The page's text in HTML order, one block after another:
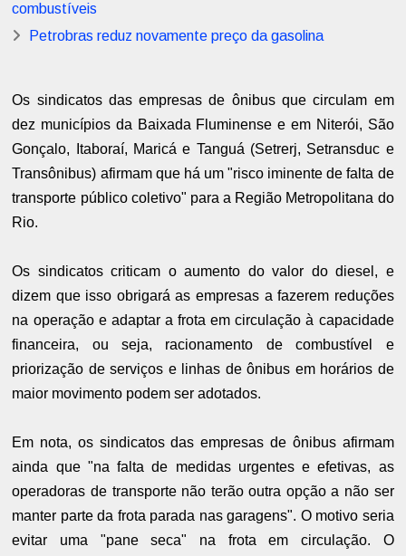
combustíveis
Petrobras reduz novamente preço da gasolina
Os sindicatos das empresas de ônibus que circulam em
dez municípios da Baixada Fluminense e em Niterói, São
Gonçalo, Itaboraí, Maricá e Tanguá (Setrerj, Setransduc e
Transônibus) afirmam que há um "risco iminente de falta de
transporte público coletivo" para a Região Metropolitana do
Rio.
Os sindicatos criticam o aumento do valor do diesel, e
dizem que isso obrigará as empresas a fazerem reduções
na operação e adaptar a frota em circulação à capacidade
financeira, ou seja, racionamento de combustível e
priorização de serviços e linhas de ônibus em horários de
maior movimento podem ser adotados.
Em nota, os sindicatos das empresas de ônibus afirmam
ainda que "na falta de medidas urgentes e efetivas, as
operadoras de transporte não terão outra opção a não ser
manter parte da frota parada nas garagens". O motivo seria
evitar uma "pane seca" na frota em circulação. O